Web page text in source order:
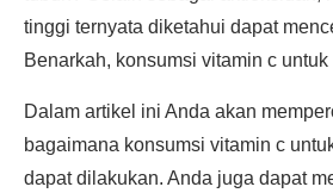
tinggi ternyata diketahui dapat
Benarkah, konsumsi vitamin c
Dalam artikel ini Anda akan
bagaimana konsumsi vitamin c
dapat dilakukan. Anda juga dapat